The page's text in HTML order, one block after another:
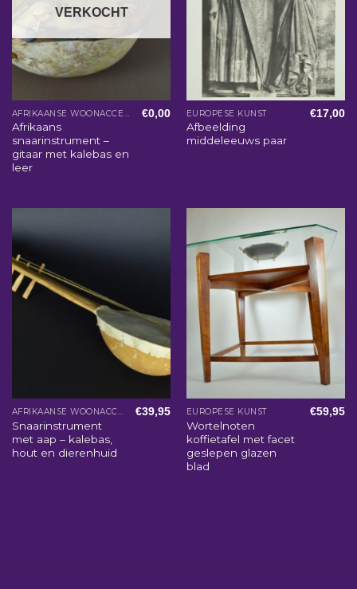
VERKOCHT
AFRIKAANSE WOONACCESSOIRES
Afrikaans
snaarinstrument –
gitaar met kalebas en
leer
€0,00 EUROPESE KUNST
Afbeelding
middeleeuws paar
€17,00
AFRIKAANSE WOONACCESSOIRES
Snaarinstrument
met aap – kalebas,
hout en dierenhuid
€39,95 EUROPESE KUNST
Wortelnoten
koffietafel met facet
geslepen glazen
blad
€59,95